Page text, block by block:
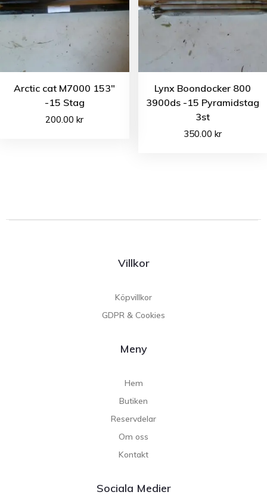
Arctic cat M7000 153″
-15 Stag
200.00kr
Lynx Boondocker 800
3900ds -15 Pyramidstag
3st
350.00 kr
Villkor
Köpvillkor
GDPR & Cookies
Meny
Hem
Butiken
Reservdelar
Om oss
Kontakt
Sociala Medier